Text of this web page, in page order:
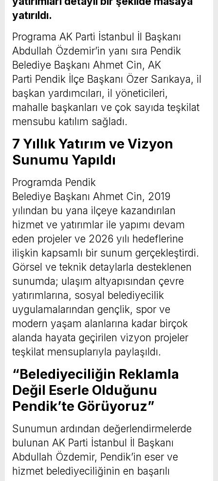
yatırıldı.
Programa AK Parti İstanbul İl Başkanı
Abdullah Özdemir’in yanı sıra Pendik
Belediye Başkanı Ahmet Cin, AK
Parti Pendik İlçe Başkanı Özer Sarıkaya, il
başkan yardımcıları, il yöneticileri,
mahalle başkanları ve çok sayıda teşkilat
mensubu katılım sağladı.
7 Yıllık Yatırım ve Vizyon
Sunumu Yapıldı
Programda Pendik
Belediye Başkanı Ahmet Cin, 2019
yılından bu yana ilçeye kazandırılan
hizmet ve yatırımlar ile yapımı devam
eden projeler ve 2026 yılı hedeflerine
ilişkin kapsamlı bir sunum gerçekleştirdi.
Görsel ve teknik detaylarla desteklenen
sunumda; ulaşım altyapısından çevre
yatırımlarına, sosyal belediyecilik
uygulamalarından gençlik, spor ve
modern yaşam alanlarına kadar birçok
alanda hayata geçirilen vizyon projeler
teşkilat mensuplarıyla paylaşıldı.
“Belediyeciliğin Reklamla
Değil Eserle Olduğunu
Pendik’te Görüyoruz”
Sunumun ardından değerlendirmelerde
bulunan AK Parti İstanbul İl Başkanı
Abdullah Özdemir, Pendik’in eser ve
hizmet belediyeciliğinin en başarılı